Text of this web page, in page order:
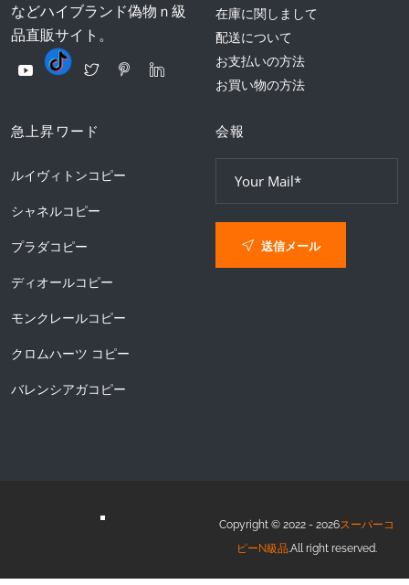
などハイブランド偽物ｎ級
品直販サイト。
在庫に関しまして
配送について
お支払いの方法
お買い物の方法
急上昇ワード
ルイヴィトンコピー
シャネルコピー
プラダコピー
ディオールコピー
モンクレールコピー
クロムハーツ コピー
バレンシアガコピー
会報
送信メール
Copyright © 2022 - 2026スーパーコ
ピーN級品.All right reserved.